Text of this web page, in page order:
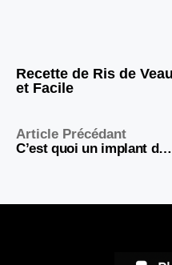
Recette de Ris de
et Facile
Article Précédant
C’est quoi un implant dentaire ? | Cabinet Dentaire Bontemps